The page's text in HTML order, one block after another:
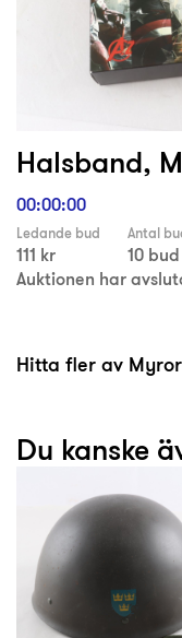
Halsband,
00:00:00
Ledande bud
111 kr
Antal
10 bud
Auktionen har
Hitta fler av
Du kanske